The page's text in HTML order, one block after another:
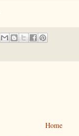
Home